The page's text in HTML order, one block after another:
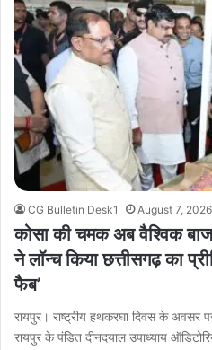
CG Bulletin Desk1 August 7, 2026
कोसा की चमक अब वैश्विक
ने लॉन्च किया छत्तीसगढ़ का
फैब’
रायपुर। राष्ट्रीय हथकरघा दिवस के अवसर
रायपुर के पंडित दीनदयाल उपाध्याय